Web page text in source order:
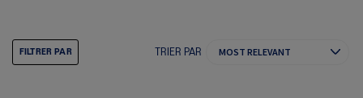
TRIER PAR
FILTRER PAR